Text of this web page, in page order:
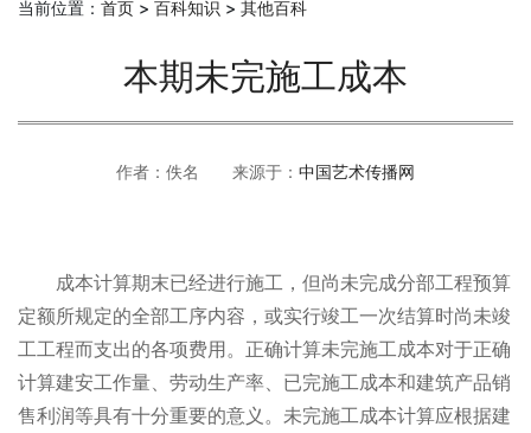
当前位置： 首页 > 百科知识 > 其他百科
本期未完施工成本
作者：佚名 来源于： 中国艺术传播网
成本计算期末已经进行施工，但尚未完成分部工程预算
定额所规定的全部工序内容，或实行竣工一次结算时尚未竣
工工程而支出的各项费用。正确计算未完施工成本对于正确
计算建安工作量、劳动生产率、已完施工成本和建筑产品销
售利润等具有十分重要的意义。未完施工成本计算应根据建